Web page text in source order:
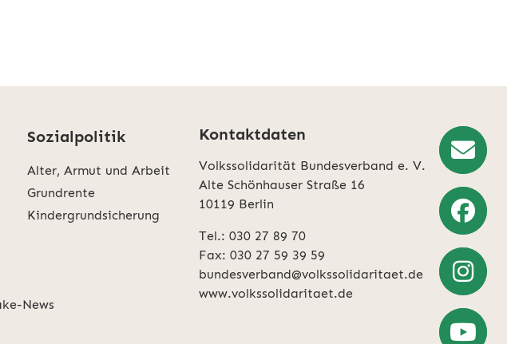
News
Sozialpolitik
Alter, Armut und Arbeit
Grundrente
Kindergrundsicherung
Kontaktdaten
Volkssolidarität Bundesverband e. V.
Alte Schönhauser Straße 16
10119 Berlin
Tel.: 030 27 89 70
Fax: 030 27 59 39 59
bundesverband@volkssolidaritaet.de
www.volkssolidaritaet.de
Weiter
zu
Facebook
Weiter
zu